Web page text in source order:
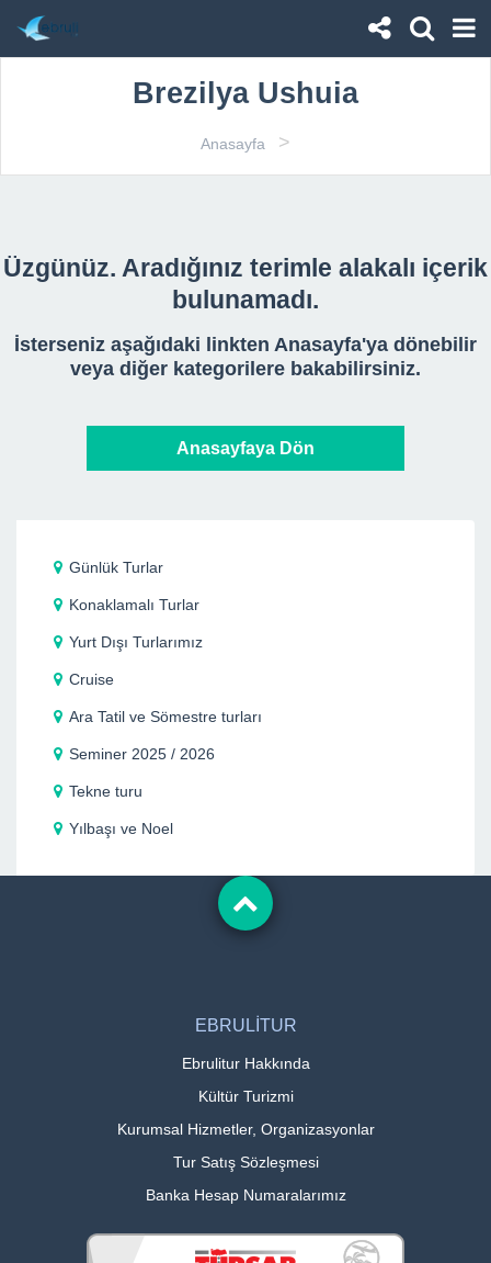
Brezilya Ushuia
Anasayfa >
Üzgünüz. Aradığınız terimle alakalı içerik
bulunamadı.
İsterseniz aşağıdaki linkten Anasayfa'ya dönebilir
veya diğer kategorilere bakabilirsiniz.
Anasayfaya Dön
Günlük Turlar
Konaklamalı Turlar
Yurt Dışı Turlarımız
Cruise
Ara Tatil ve Sömestre turları
Seminer 2025 / 2026
Tekne turu
Yılbaşı ve Noel
EBRULİTUR
Ebrulitur Hakkında
Kültür Turizmi
Kurumsal Hizmetler, Organizasyonlar
Tur Satış Sözleşmesi
Banka Hesap Numaralarımız